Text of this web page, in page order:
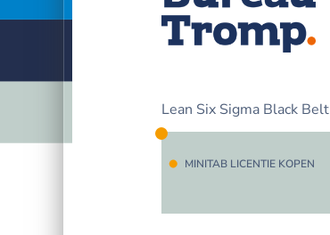
Lean Six Sigma Black Belt
MINITAB LICENTIE KOPEN